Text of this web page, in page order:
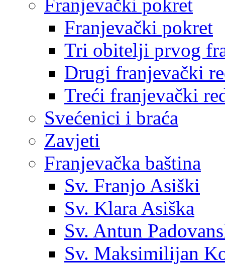
Franjevački pokret
Franjevački pokret
Tri obitelji prvog
Drugi franjevački
Treći franjevački
Svećenici i braća
Zavjeti
Franjevačka baština
Sv. Franjo Asiški
Sv. Klara Asiška
Sv. Antun
Sv. Maksimilijan